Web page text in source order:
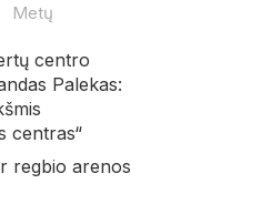
Metų
centro
Palekas:
centras“
regbio arenos